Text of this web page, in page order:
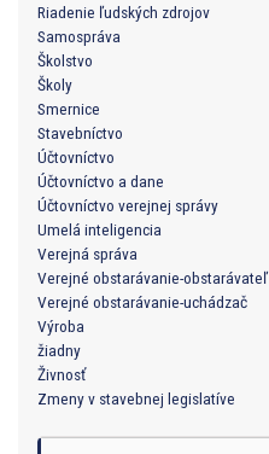
Riadenie ľudských zdrojov
Samospráva
Školstvo
Školy
Smernice
Stavebníctvo
Účtovníctvo
Účtovníctvo a dane
Účtovníctvo verejnej správy
Umelá inteligencia
Verejná správa
Verejné obstarávanie-obstarávateľ
Verejné obstarávanie-uchádzač
Výroba
žiadny
Živnosť
Zmeny v stavebnej legislatíve